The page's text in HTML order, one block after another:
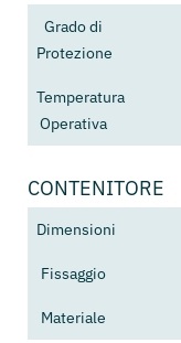
Grado di
Protezione
Temperatura
Operativa
CONTENITORE
Dimensioni
Fissaggio
Materiale